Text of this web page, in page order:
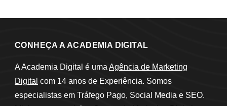
CONHEÇA A ACADEMIA DIGITAL
A Academia Digital é uma Agência de Marketing
Digital com 14 anos de Experiência. Somos
especialistas em Tráfego Pago, Social Media e SEO.